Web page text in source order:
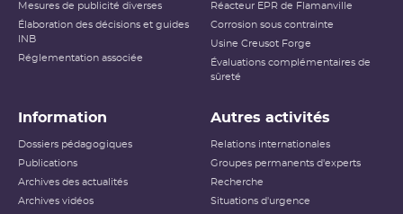
Mesures de publicité diverses
Élaboration des décisions et guides
INB
Réglementation associée
Réacteur EPR de Flamanville
Corrosion sous contrainte
Usine Creusot Forge
Évaluations complémentaires de
sûreté
Information
Dossiers pédagogiques
Publications
Archives des actualités
Archives vidéos
Autres activités
Relations internationales
Groupes permanents d'experts
Recherche
Situations d'urgence